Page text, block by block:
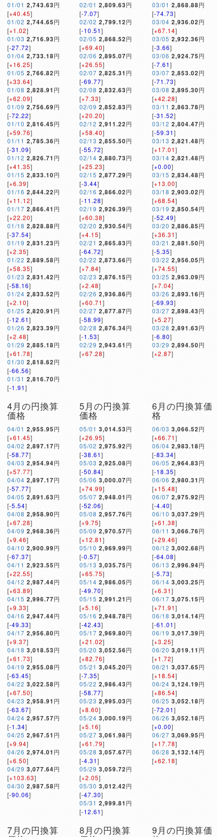
01/01 2,743.63円
[+40.45]
01/02 2,744.65円
[+1.02]
01/03 2,716.93円
[-27.72]
01/04 2,733.18円
[+16.25]
01/05 2,766.82円
[+33.64]
01/08 2,828.91 円
[+62.09]
01/09 2,756.69円
[-72.22]
01/10 2,816.45円
[+59.76]
01/11 2,785.36円
[-31.09]
01/12 2,826.71 円
[+41.35]
01/15 2,833.10円
[+6.39]
01/16 2,844.22円
[+11.12]
01/17 2,866.41 円
[+22.20]
01/18 2,828.88円
[-37.54]
01/19 2,831.23円
[+2.35]
01/22 2,889.58円
[+58.35]
01/23 2,831.42円
[-58.16]
01/24 2,833.52円
[+2.10]
01/25 2,820.91 円
[-12.61]
01/26 2,823.39円
[+2.48]
01/29 2,885.18円
[+61.78]
01/30 2,818.62円
[-66.56]
01/31 2,816.70円
[-1.91]
02/01 2,809.63円
[-7.07]
02/02 2,799.12円
[-10.51]
02/05 2,868.52円
[+69.40]
02/06 2,895.07円
[+26.55]
02/07 2,825.31 円
[-69.77]
02/08 2,832.63円
[+7.33]
02/09 2,852.83円
[+20.20]
02/12 2,911.22円
[+58.40]
02/13 2,855.50円
[-55.72]
02/14 2,880.73円
[+25.23]
02/15 2,877.29円
[-3.44]
02/16 2,866.02円
[-11.28]
02/19 2,926.39円
[+60.38]
02/20 2,930.54円
[+4.15]
02/21 2,865.83円
[-64.72]
02/22 2,873.66円
[+7.84]
02/23 2,876.15円
[+2.48]
02/26 2,936.86円
[+60.71]
02/27 2,877.87円
[-58.99]
02/28 2,876.34円
[-1.53]
02/29 2,943.61 円
[+67.28]
03/01 2,868.88円
[-74.73]
03/04 2,936.02円
[+67.14]
03/05 2,932.36円
[-3.66]
03/06 2,924.75円
[-7.61]
03/07 2,853.02円
[-71.73]
03/08 2,895.30円
[+42.28]
03/11 2,863.78円
[-31.52]
03/12 2,804.47円
[-59.31]
03/13 2,821.48円
[+17.01]
03/14 2,821.48円
[+0.00]
03/15 2,834.48円
[+13.00]
03/18 2,903.02円
[+68.54]
03/19 2,850.54円
[-52.49]
03/20 2,886.85円
[+36.31]
03/21 2,881.50円
[-5.35]
03/22 2,956.05円
[+74.55]
03/25 2,963.09円
[+7.04]
03/26 2,893.16円
[-69.93]
03/27 2,898.43円
[+5.27]
03/28 2,891.63円
[-6.80]
03/29 2,894.50円
[+2.87]
4月の円換算
価格
04/01 2,955.95円
[+61.45]
04/02 2,897.17円
[-58.77]
04/03 2,954.94円
[+57.77]
04/04 2,897.17円
[-57.77]
04/05 2,891.63円
[-5.54]
04/08 2,958.90円
[+67.28]
04/09 2,968.36円
[+9.46]
04/10 2,900.99円
[-67.37]
04/11 2,923.55円
[+22.55]
04/12 2,987.44円
[+63.89]
04/15 2,996.77円
[+9.33]
04/16 2,947.44円
[-49.33]
04/17 2,956.80円
[+9.37]
04/18 3,018.53円
[+61.73]
04/19 2,955.08円
[-63.45]
04/22 3,022.58円
[+67.50]
04/23 2,958.91 円
[-63.67]
04/24 2,957.57円
[-1.34]
04/25 2,967.51 円
[+9.94]
04/26 2,974.01 円
[+6.50]
04/29 3,077.64円
[+103.63]
04/30 2,987.58円
[-90.06]
5月の円換算
価格
05/01 3,014.53円
[+26.95]
05/02 2,975.92円
[-38.61]
05/03 2,925.08円
[-50.84]
05/06 3,000.07円
[+74.99]
05/07 2,948.01 円
[-52.06]
05/08 2,957.76円
[+9.75]
05/09 2,970.57円
[+12.81]
05/10 2,969.99円
[-0.57]
05/13 3,035.75円
[+65.75]
05/14 2,986.05円
[-49.70]
05/15 2,991.21 円
[+5.16]
05/16 2,948.78円
[-42.43]
05/17 2,969.80円
[+21.02]
05/20 3,052.56円
[+82.76]
05/21 3,045.20円
[-7.35]
05/22 2,986.43円
[-58.77]
05/23 2,995.03円
[+8.60]
05/24 3,000.19円
[+5.16]
05/27 3,061.98円
[+61.79]
05/28 3,057.67円
[-4.31]
05/29 3,059.72円
[+2.05]
05/30 3,012.42円
[-47.30]
05/31 2,999.81 円
[-12.61]
6月の円換算価
格
06/03 3,066.52円
[+66.71]
06/04 2,983.18円
[-83.34]
06/05 2,964.83円
[-18.35]
06/06 2,980.31 円
[+15.48]
06/07 2,975.92円
[-4.40]
06/10 3,037.29円
[+61.38]
06/11 3,066.76円
[+29.46]
06/12 3,002.68円
[-64.08]
06/13 2,996.94円
[-5.73]
06/14 3,003.25円
[+6.31]
06/17 3,075.15円
[+71.91]
06/18 3,014.14円
[-61.01]
06/19 3,017.39円
[+3.25]
06/20 3,019.11 円
[+1.72]
06/21 3,037.65円
[+18.54]
06/24 3,124.19円
[+86.54]
06/25 3,052.18円
[-72.01]
06/26 3,052.18円
[+0.00]
06/27 3,069.95円
[+17.78]
06/28 3,132.14円
[+62.18]
7月の円換算 8月の円換算 9月の円換算価